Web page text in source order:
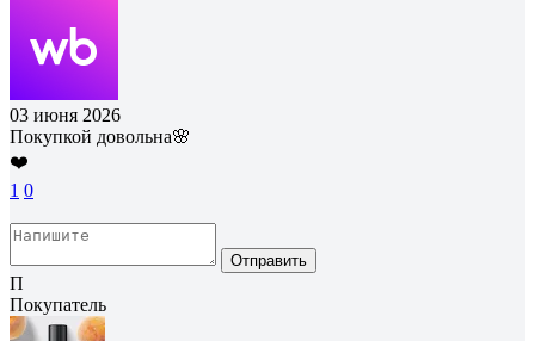
03 июня 2026
Покупкой довольна🌸
❤️
1 0
Отправить
П
Покупатель